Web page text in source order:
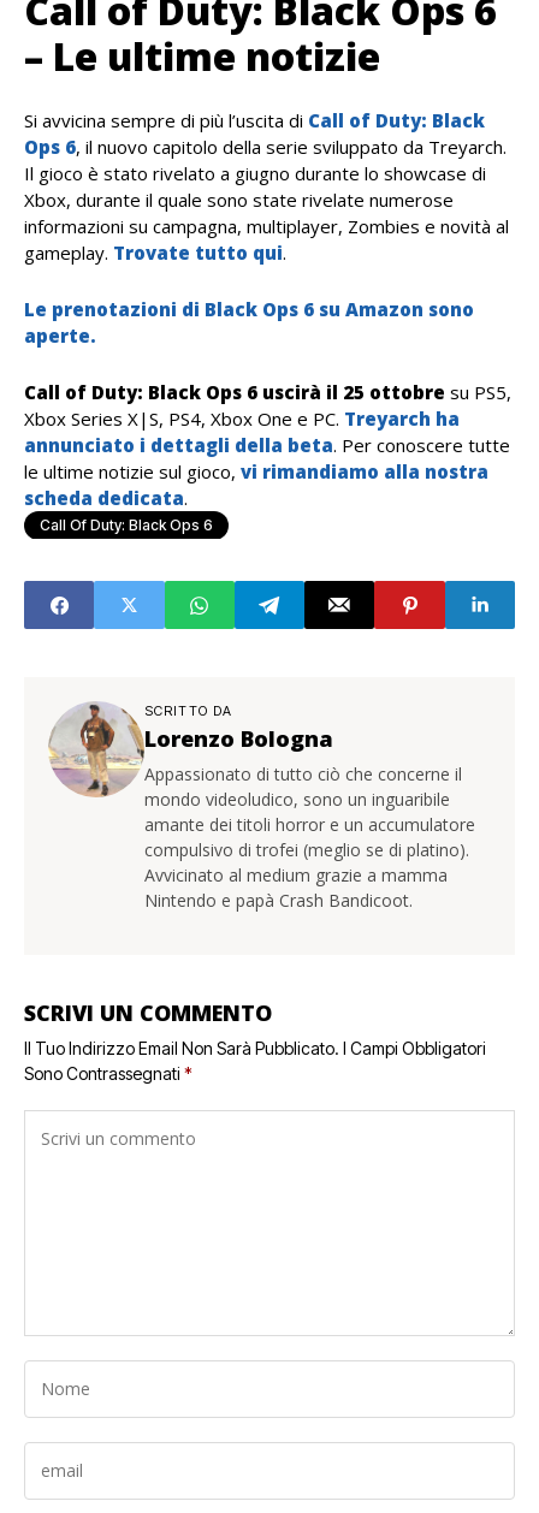
– Le ultime notizie
Si avvicina sempre di più l’uscita di Call of Duty: Black
Ops 6, il nuovo capitolo della serie sviluppato da Treyarch.
Il gioco è stato rivelato a giugno durante lo showcase di
Xbox, durante il quale sono state rivelate numerose
informazioni su campagna, multiplayer, Zombies e novità al
gameplay. Trovate tutto qui.
Le prenotazioni di Black Ops 6 su Amazon sono
aperte.
Call of Duty: Black Ops 6 uscirà il 25 ottobre su PS5,
Xbox Series X|S, PS4, Xbox One e PC. Treyarch ha
annunciato i dettagli della beta. Per conoscere tutte
le ultime notizie sul gioco, vi rimandiamo alla nostra
scheda dedicata.
Call Of Duty: Black Ops 6
SCRITTO DA
Lorenzo Bologna
Appassionato di tutto ciò che concerne il
mondo videoludico, sono un inguaribile
amante dei titoli horror e un accumulatore
compulsivo di trofei (meglio se di platino).
Avvicinato al medium grazie a mamma
Nintendo e papà Crash Bandicoot.
SCRIVI UN COMMENTO
Il Tuo Indirizzo Email Non Sarà Pubblicato. I Campi Obbligatori
Sono Contrassegnati *